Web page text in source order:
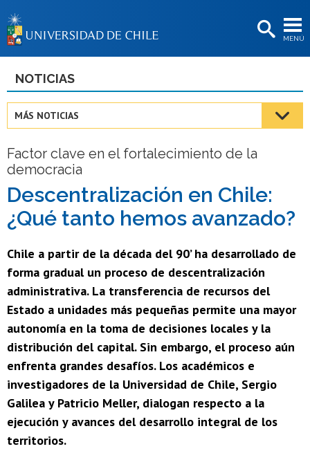
MENÚ
BIBLIOTECAS
Estudiantes
Académicas/os
Funcionarias/os
Egresadas/os
NOTICIAS
MÁS NOTICIAS
Factor clave en el fortalecimiento de la
democracia
Descentralización en Chile:
¿Qué tanto hemos avanzado?
Chile a partir de la década del 90’ ha desarrollado de
forma gradual un proceso de descentralización
administrativa. La transferencia de recursos del
Estado a unidades más pequeñas permite una mayor
autonomía en la toma de decisiones locales y la
distribución del capital. Sin embargo, el proceso aún
enfrenta grandes desafíos. Los académicos e
investigadores de la Universidad de Chile, Sergio
Galilea y Patricio Meller, dialogan respecto a la
ejecución y avances del desarrollo integral de los
territorios.